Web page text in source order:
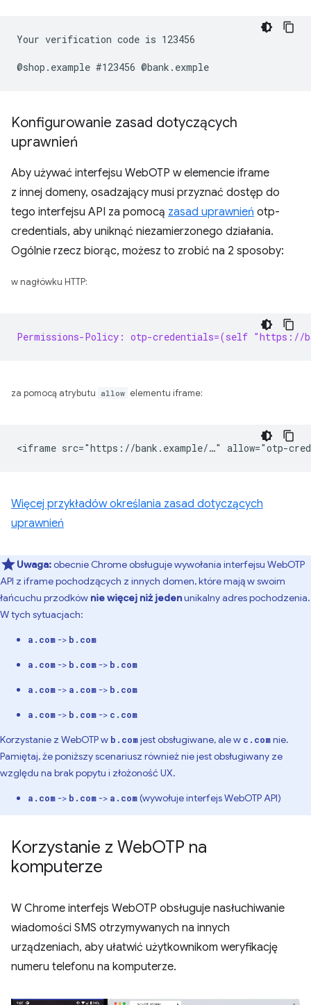
Your verification code is 123456
Konfigurowanie zasad dotyczących
uprawnień
Aby używać interfejsu WebOTP w elemencie iframe
z innej domeny, osadzający musi przyznać dostęp do
tego interfejsu API za pomocą zasad uprawnień otp-
credentials, aby uniknąć niezamierzonego działania.
Ogólnie rzecz biorąc, możesz to zrobić na 2 sposoby:
w nagłówku HTTP:
Permissions-Policy: otp-credentials=(self "https://
za pomocą atrybutu allow elementu iframe:
Więcej przykładów określania zasad dotyczących
uprawnień
Uwaga:obecnie Chrome obsługuje wywołania interfejsu WebOTP
API z iframe pochodzących z innych domen, które mają w swoim
łańcuchu przodków nie więcej niż jedenunikalny adres pochodzenia.
W tych sytuacjach:
a.com-> b.com
a.com-> b.com-> b.com
a.com-> a.com-> b.com
a.com-> b.com-> c.com
Korzystanie z WebOTP w b.comjest obsługiwane, ale w c.comnie.
Pamiętaj, że poniższy scenariusz również nie jest obsługiwany ze
względu na brak popytu i złożoność UX.
a.com-> b.com-> a.com(wywołuje interfejs WebOTP API)
Korzystanie z WebOTP na
komputerze
W Chrome interfejs WebOTP obsługuje nasłuchiwanie
wiadomości SMS otrzymywanych na innych
urządzeniach, aby ułatwić użytkownikom weryfikację
numeru telefonu na komputerze.